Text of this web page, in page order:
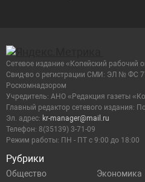
Рубрики
Общество
Экономика
Сетевое издание «Копейский рабочий
Cвид-во о регистрации СМИ: ЭЛ № ФС
Роскомнадзором
Учредитель: АНО «Редакция газеты
Главный редактор сетевого издания:
Эл. адрес: kr-manager@mail.ru
Телефон: 8(35139) 3-71-09
Режим работы: ПН - ПТ с 9:00 до 18:00